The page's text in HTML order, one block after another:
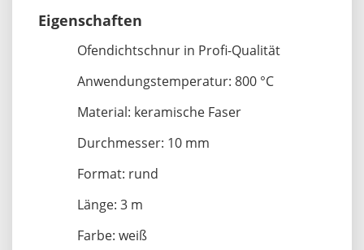
Eigenschaften
Ofendichtschnur in Profi-Qualität
Anwendungstemperatur: 800 °C
Material: keramische Faser
Durchmesser: 10 mm
Format: rund
Länge: 3 m
Farbe: weiß